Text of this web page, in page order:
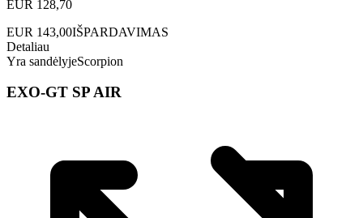
EUR 128,70
EUR 143,00IŠPARDAVIMAS
Detaliau
Yra sandėlyjeScorpion
EXO-GT SP AIR